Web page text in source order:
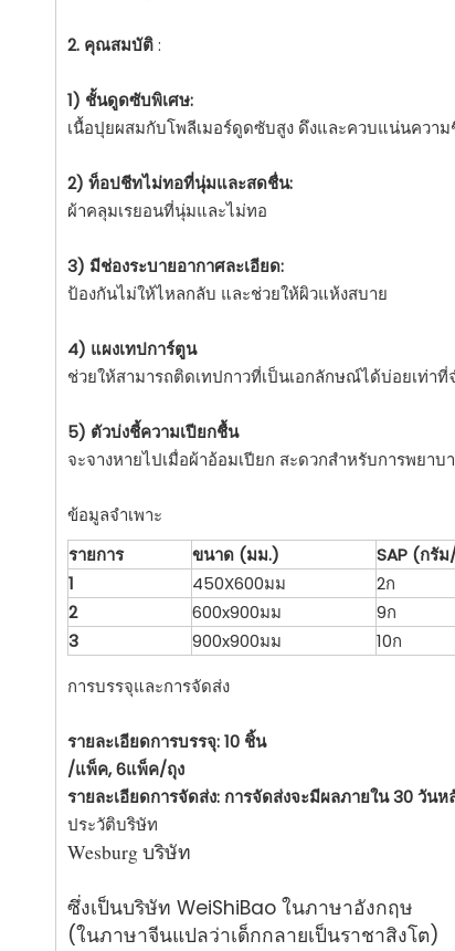
2. คุณสมบัติ:
1) ชั้นดูดซับพิเศษ:
เนื้อปุยผสมกับโพลีเมอร์ดูดซับสูง ดึงและควบแน่นควา
2) ท็อปชีทไม่ทอที่นุ่มและสดชื่น:
ผ้าคลุมเรยอนที่นุ่มและไม่ทอ
3) มีช่องระบายอากาศละเอียด:
ป้องกันไม่ให้ไหลกลับ และช่วยให้ผิวแห้งสบาย
4) แผงเทปการ์ตูน
ช่วยให้สามารถติดเทปกาวที่เป็นเอกลักษณ์ได้บ่อยเท่าที่
5) ตัวบ่งชี้ความเปียกชื้น
จะจางหายไปเมื่อผ้าอ้อมเปียก สะดวกสำหรับการพยาบ
ข้อมูลจำเพาะ
รายการ
ขนาด (มม.) SAP (กรั
1
450X600มม 2ก
2
600x900มม 9ก
3
900x900มม 10ก
การบรรจุและการจัดส่ง
รายละเอียดการบรรจุ: 10 ชิ้น
/แพ็ค, 6แพ็ค/ถุง
รายละเอียดการจัดส่ง: การจัดส่งจะมีผลภายใน 30 วัน
ประวัติบริษัท
Wesburg บริษัท
ซึ่งเป็นบริษัท WeiShiBao ในภาษาอังกฤษ
(ในภาษาจีนแปลว่าเด็กกลายเป็นราชาสิงโต)